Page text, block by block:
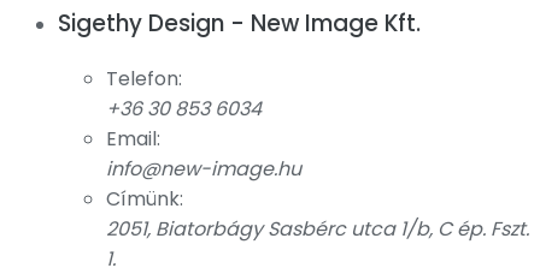
Sigethy Design - New Image Kft.
Telefon:
+36 30 853 6034
Email:
info@new-image.hu
Címünk:
2051, Biatorbágy Sasbérc utca 1/b, C ép. Fszt.
1.